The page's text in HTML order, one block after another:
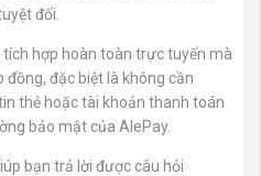
đối.
tích hợp hoàn toàn trực tuyến mà
đặc biệt là không cần
thẻ hoặc tài khoản thanh toán
bảo mật của AlePay.
bạn trả lời được câu hỏi